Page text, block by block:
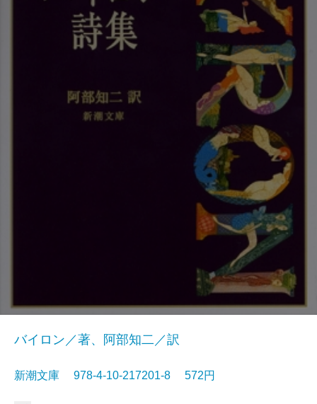
バイロン／著、阿部知二／訳
新潮文庫 978-4-10-217201-8 572円